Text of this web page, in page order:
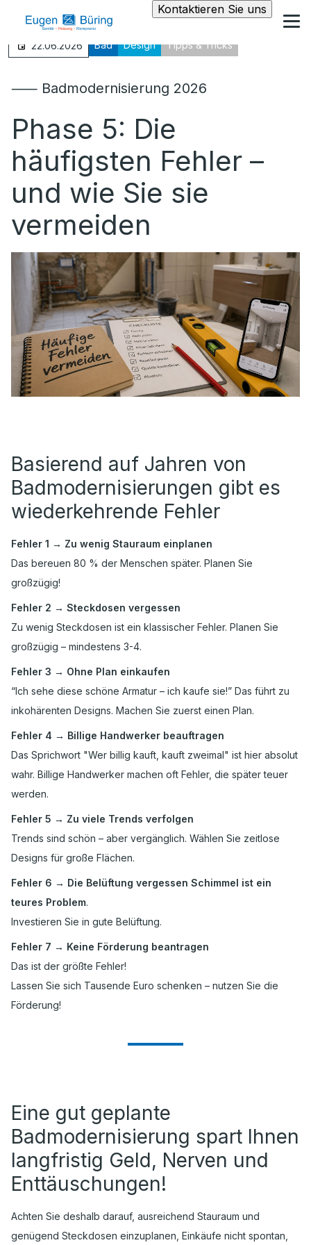
Kontaktieren Sie uns
22.06.2026 Bad Design Tipps & Tricks
⸺ Badmodernisierung 2026
Phase 5: Die
häufigsten Fehler –
und wie Sie sie
vermeiden
Basierend auf Jahren von
Badmodernisierungen gibt es
wiederkehrende Fehler
Fehler 1 → Zu wenig Stauraum einplanen
Das bereuen 80 % der Menschen später. Planen Sie
großzügig!
Fehler 2 → Steckdosen vergessen
Zu wenig Steckdosen ist ein klassischer Fehler. Planen Sie
großzügig – mindestens 3-4.
Fehler 3 → Ohne Plan einkaufen
“Ich sehe diese schöne Armatur – ich kaufe sie!” Das führt zu
inkohärenten Designs. Machen Sie zuerst einen Plan.
Fehler 4 → Billige Handwerker beauftragen
Das Sprichwort "Wer billig kauft, kauft zweimal" ist hier absolut
wahr. Billige Handwerker machen oft Fehler, die später teuer
werden.
Fehler 5 → Zu viele Trends verfolgen
Trends sind schön – aber vergänglich. Wählen Sie zeitlose
Designs für große Flächen.
Fehler 6 → Die Belüftung vergessen Schimmel ist ein
teures Problem.
Investieren Sie in gute Belüftung.
Fehler 7 → Keine Förderung beantragen
Das ist der größte Fehler!
Lassen Sie sich Tausende Euro schenken – nutzen Sie die
Förderung!
Eine gut geplante
Badmodernisierung spart Ihnen
langfristig Geld, Nerven und
Enttäuschungen!
Achten Sie deshalb darauf, ausreichend Stauraum und
genügend Steckdosen einzuplanen, Einkäufe nicht spontan,